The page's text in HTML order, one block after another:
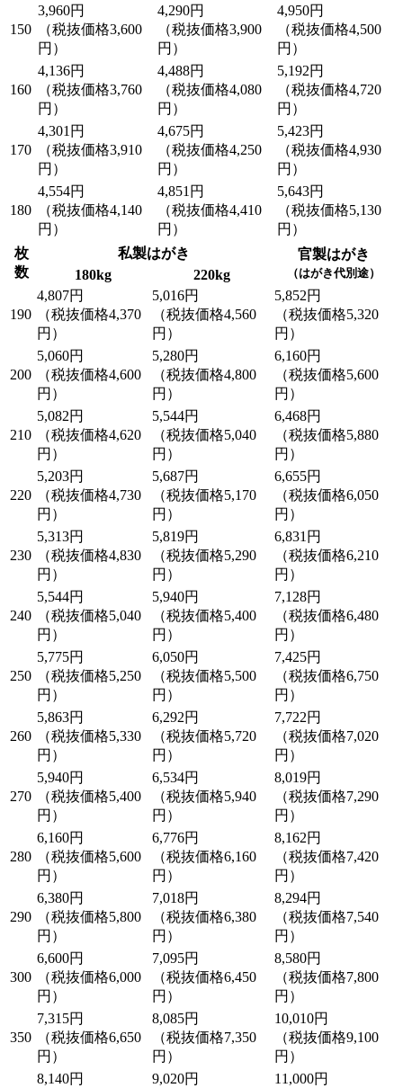
150
3,960円
（税抜価格3,600
円）
4,290円
（税抜価格3,900
円）
4,950円
（税抜価格4,500
円）
160
4,136円
（税抜価格3,760
円）
4,488円
（税抜価格4,080
円）
5,192円
（税抜価格4,720
円）
170
4,301円
（税抜価格3,910
円）
4,675円
（税抜価格4,250
円）
5,423円
（税抜価格4,930
円）
180
4,554円
（税抜価格4,140
円）
4,851円
（税抜価格4,410
円）
5,643円
（税抜価格5,130
円）
枚
数
私製はがき 官製はがき
（はがき代別途）
180kg 220kg
190
4,807円
（税抜価格4,370
円）
5,016円
（税抜価格4,560
円）
5,852円
（税抜価格5,320
円）
200
5,060円
（税抜価格4,600
円）
5,280円
（税抜価格4,800
円）
6,160円
（税抜価格5,600
円）
210
5,082円
（税抜価格4,620
円）
5,544円
（税抜価格5,040
円）
6,468円
（税抜価格5,880
円）
220
5,203円
（税抜価格4,730
円）
5,687円
（税抜価格5,170
円）
6,655円
（税抜価格6,050
円）
230
5,313円
（税抜価格4,830
円）
5,819円
（税抜価格5,290
円）
6,831円
（税抜価格6,210
円）
240
5,544円
（税抜価格5,040
円）
5,940円
（税抜価格5,400
円）
7,128円
（税抜価格6,480
円）
250
5,775円
（税抜価格5,250
円）
6,050円
（税抜価格5,500
円）
7,425円
（税抜価格6,750
円）
260
5,863円
（税抜価格5,330
円）
6,292円
（税抜価格5,720
円）
7,722円
（税抜価格7,020
円）
270
5,940円
（税抜価格5,400
円）
6,534円
（税抜価格5,940
円）
8,019円
（税抜価格7,290
円）
280
6,160円
（税抜価格5,600
円）
6,776円
（税抜価格6,160
円）
8,162円
（税抜価格7,420
円）
290
6,380円
（税抜価格5,800
円）
7,018円
（税抜価格6,380
円）
8,294円
（税抜価格7,540
円）
300
6,600円
（税抜価格6,000
円）
7,095円
（税抜価格6,450
円）
8,580円
（税抜価格7,800
円）
350
7,315円
（税抜価格6,650
円）
8,085円
（税抜価格7,350
円）
10,010円
（税抜価格9,100
円）
8,140円
9,020円
11,000円